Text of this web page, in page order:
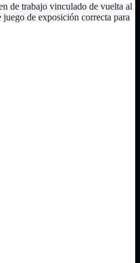
de trabajo vinculado de vuelta al
de exposición correcta para